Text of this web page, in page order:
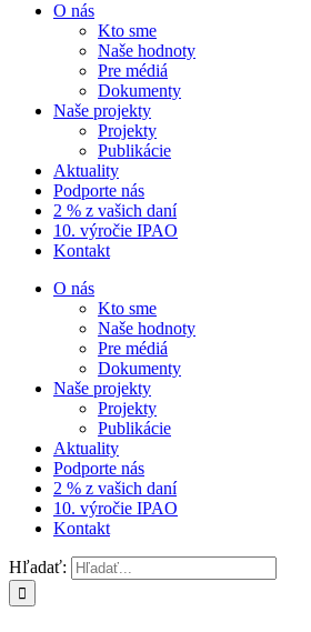
O nás
Kto sme
Naše hodnoty
Pre médiá
Dokumenty
Naše projekty
Projekty
Publikácie
Aktuality
Podporte nás
2 % z vašich daní
10. výročie IPAO
Kontakt
O nás
Kto sme
Naše hodnoty
Pre médiá
Dokumenty
Naše projekty
Projekty
Publikácie
Aktuality
Podporte nás
2 % z vašich daní
10. výročie IPAO
Kontakt
Hľadať: